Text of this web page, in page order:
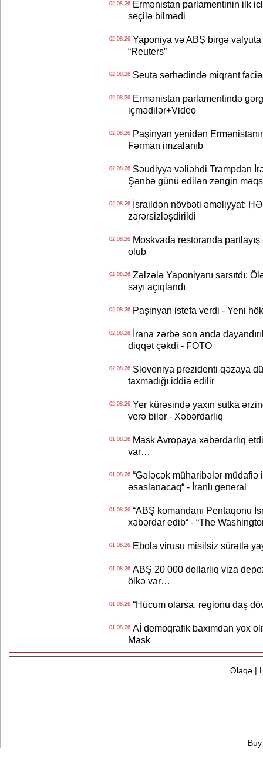
02.08.26Ermənistan parlamentinin ilk
seçilə bilmədi
02.08.26Yaponiya və ABŞ birgə valyuta
“Reuters”
02.08.26Seuta sərhədində miqrant
02.08.26Ermənistan parlamentində
içmədilər+Video
02.08.26Paşinyan yenidən
Fərman imzalanıb
02.08.26Səudiyyə vəliəhdi Trampdan
Şənbə günü edilən zəngin
02.08.26İsraildən növbəti əməliyyat:
zərərsizləşdirildi
02.08.26Moskvada restoranda
olub
02.08.26Zəlzələ Yaponiyanı sarsıtdı:
sayı açıqlandı
02.08.26Paşinyan istefa verdi - Yeni
02.08.26İrana zərbə son anda
diqqət çəkdi - FOTO
02.08.26Sloveniya prezidenti qəzaya
taxmadığı iddia edilir
02.08.26Yer kürəsində yaxın sutka
verə bilər - Xəbərdarlıq
01.08.26Mask Avropaya xəbərdarlıq
var…
01.08.26“Gələcək müharibələr müdafiə
əsaslanacaq“ - İranlı general
01.08.26“ABŞ komandanı Pentaqonu
xəbərdar edib“ - “The
01.08.26Ebola virusu misilsiz sürətlə
01.08.26ABŞ 20 000 dollarlıq viza
ölkə var…
01.08.26“Hücum olarsa, regionu daş
01.08.26Aİ demoqrafik baxımdan yox
Mask
Əlaqə|